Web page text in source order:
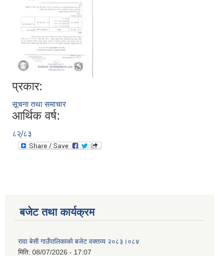
प्रकार:
सूचना तथा समाचार
आर्थिक वर्ष:
८२्/८३
बजेट तथा कार्यक्रम
रावा बेसी गाउँपालिकाको बजेट वक्तव्य २०८३।०८४
मिति: 08/07/2026 - 17:07